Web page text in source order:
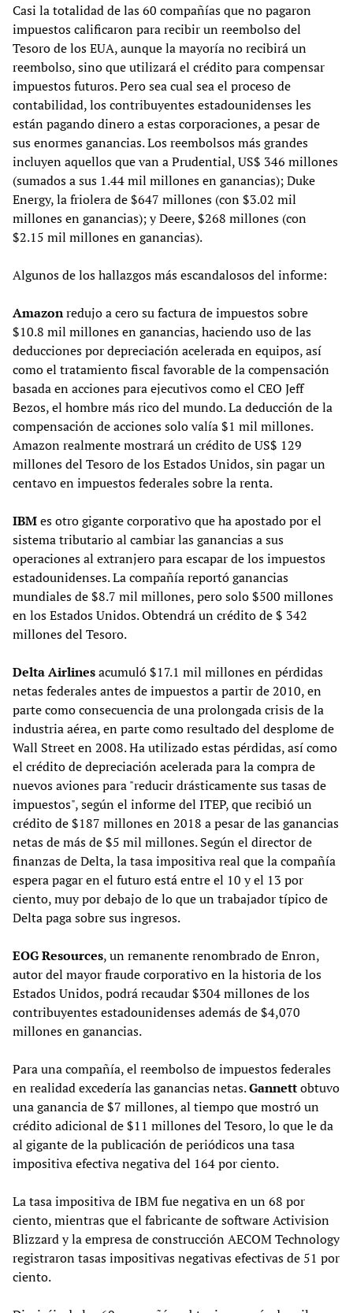
Casi la totalidad de las 60 compañías que no pagaron
impuestos calificaron para recibir un reembolso del
Tesoro de los EUA, aunque la mayoría no recibirá un
reembolso, sino que utilizará el crédito para compensar
impuestos futuros. Pero sea cual sea el proceso de
contabilidad, los contribuyentes estadounidenses les
están pagando dinero a estas corporaciones, a pesar de
sus enormes ganancias. Los reembolsos más grandes
incluyen aquellos que van a Prudential, US$ 346 millones
(sumados a sus 1.44 mil millones en ganancias); Duke
Energy, la friolera de $647 millones (con $3.02 mil
millones en ganancias); y Deere, $268 millones (con
$2.15 mil millones en ganancias).
Algunos de los hallazgos más escandalosos del informe:
Amazonredujo a cero su factura de impuestos sobre
$10.8 mil millones en ganancias, haciendo uso de las
deducciones por depreciación acelerada en equipos, así
como el tratamiento fiscal favorable de la compensación
basada en acciones para ejecutivos como el CEO Jeff
Bezos, el hombre más rico del mundo. La deducción de la
compensación de acciones solo valía $1 mil millones.
Amazon realmente mostrará un crédito de US$ 129
millones del Tesoro de los Estados Unidos, sin pagar un
centavo en impuestos federales sobre la renta.
IBMes otro gigante corporativo que ha apostado por el
sistema tributario al cambiar las ganancias a sus
operaciones al extranjero para escapar de los impuestos
estadounidenses. La compañía reportó ganancias
mundiales de $8.7 mil millones, pero solo $500 millones
en los Estados Unidos. Obtendrá un crédito de $ 342
millones del Tesoro.
Delta Airlinesacumuló $17.1 mil millones en pérdidas
netas federales antes de impuestos a partir de 2010, en
parte como consecuencia de una prolongada crisis de la
industria aérea, en parte como resultado del desplome de
Wall Street en 2008. Ha utilizado estas pérdidas, así como
el crédito de depreciación acelerada para la compra de
nuevos aviones para "reducir drásticamente sus tasas de
impuestos", según el informe del ITEP, que recibió un
crédito de $187 millones en 2018 a pesar de las ganancias
netas de más de $5 mil millones. Según el director de
finanzas de Delta, la tasa impositiva real que la compañía
espera pagar en el futuro está entre el 10 y el 13 por
ciento, muy por debajo de lo que un trabajador típico de
Delta paga sobre sus ingresos.
EOG Resources, un remanente renombrado de Enron,
autor del mayor fraude corporativo en la historia de los
Estados Unidos, podrá recaudar $304 millones de los
contribuyentes estadounidenses además de $4,070
millones en ganancias.
Para una compañía, el reembolso de impuestos federales
en realidad excedería las ganancias netas.Gannettobtuvo
una ganancia de $7 millones, al tiempo que mostró un
crédito adicional de $11 millones del Tesoro, lo que le da
al gigante de la publicación de periódicos una tasa
impositiva efectiva negativa del 164 por ciento.
La tasa impositiva de IBM fue negativa en un 68 por
ciento, mientras que el fabricante de software Activision
Blizzard y la empresa de construcción AECOM Technology
registraron tasas impositivas negativas efectivas de 51 por
ciento.